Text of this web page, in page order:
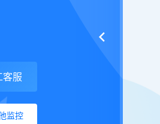
客服
监控